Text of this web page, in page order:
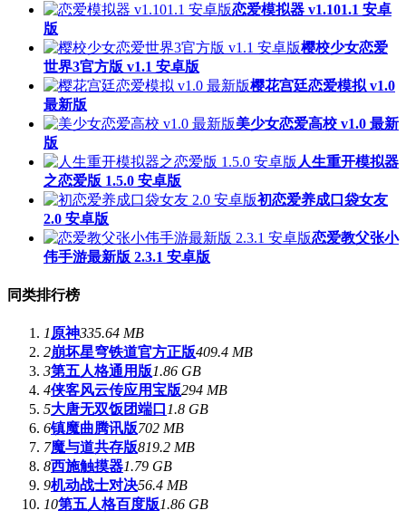
恋爱模拟器 v1.101.1 安卓
版
樱校少女恋爱
世界3官方版 v1.1 安卓版
樱花宫廷恋爱模拟 v1.0
最新版
美少女恋爱高校 v1.0 最新
版
人生重开模拟器
之恋爱版 1.5.0 安卓版
初恋爱养成口袋女友
2.0 安卓版
恋爱教父张小
伟手游最新版 2.3.1 安卓版
同类排行榜
1 原神335.64 MB
2崩坏星穹铁道官方正版409.4 MB
3第五人格通用版1.86 GB
4侠客风云传应用宝版294 MB
5大唐无双饭团端口 1.8 GB
6镇魔曲腾讯版702 MB
7魔与道共存版819.2 MB
8西施触摸器1.79 GB
9机动战士对决56.4 MB
10第五人格百度版1.86 GB